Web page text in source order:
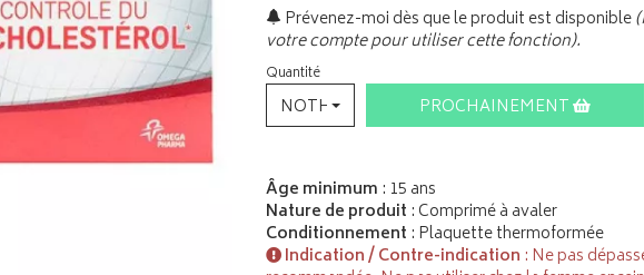
Prévenez-moi dès que le produit est disponible
votre compte pour utiliser cette fonction).
Quantité
NOTHING SELECTEDPROCHAINEMENT
Âge minimum : 15 ans
Nature de produit : Comprimé à avaler
Conditionnement : Plaquette thermoformée
Indication / Contre-indication : Ne pas